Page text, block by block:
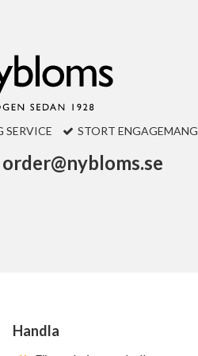
SERVICE STORT ENGAGEMANG
order@nybloms.se
Handla